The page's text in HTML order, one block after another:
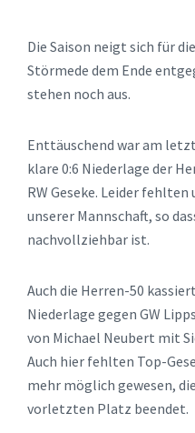
Die Saison neigt sich für
Störmede dem Ende
stehen noch aus.
Enttäuschend war am
klare 0:6 Niederlage der
RW Geseke. Leider
unserer Mannschaft, so
nachvollziehbar ist.
Auch die Herren-50
Niederlage gegen GW
von Michael Neubert mit
Auch hier fehlten Top-
mehr möglich gewesen,
vorletzten Platz beendet.